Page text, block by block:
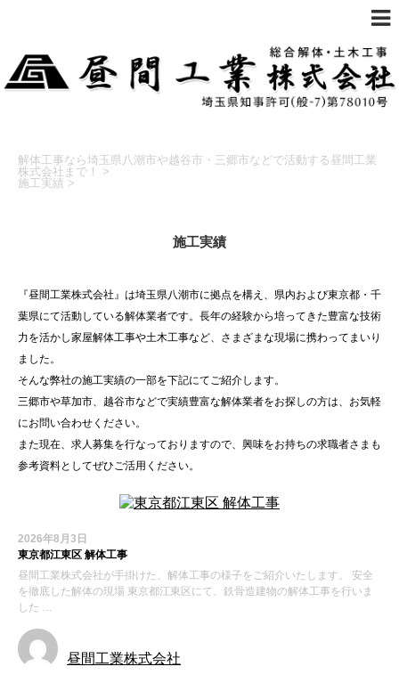
解体工事なら埼玉県八潮市や越谷市・三郷市などで活動する昼間工業
株式会社まで！
>
施工実績 >
施工実績
『昼間工業株式会社』は埼玉県八潮市に拠点を構え、県内および東京都・千
葉県にて活動している解体業者です。長年の経験から培ってきた豊富な技術
力を活かし家屋解体工事や土木工事など、さまざまな現場に携わってまいり
ました。
そんな弊社の施工実績の一部を下記にてご紹介します。
三郷市や草加市、越谷市などで実績豊富な解体業者をお探しの方は、お気軽
にお問い合わせください。
また現在、求人募集を行なっておりますので、興味をお持ちの求職者さまも
参考資料としてぜひご活用ください。
2026年8月3日
東京都江東区 解体工事
昼間工業株式会社が手掛けた、解体工事の様子をご紹介いたします。 安全
を徹底した解体の現場 東京都江東区にて、鉄骨造建物の解体工事を行いま
した …
昼間工業株式会社